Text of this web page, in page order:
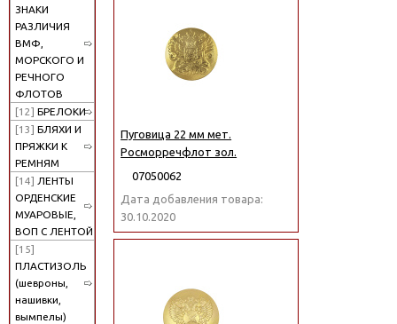
ЗНАКИ
РАЗЛИЧИЯ
ВМФ,
МОРСКОГО И
РЕЧНОГО
ФЛОТОВ
[12] БРЕЛОКИ
[13] БЛЯХИ И
ПРЯЖКИ К
РЕМНЯМ
[14] ЛЕНТЫ
ОРДЕНСКИЕ
МУАРОВЫЕ,
ВОП С ЛЕНТОЙ
[15]
ПЛАСТИЗОЛЬ
(шевроны,
нашивки,
вымпелы)
Пуговица 22 мм мет.
Росморречфлот зол.
07050062
Дата добавления товара:
30.10.2020